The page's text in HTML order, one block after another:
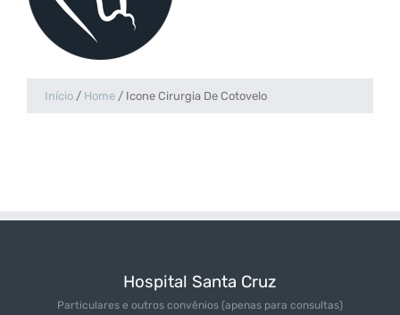
Início / Home / Icone Cirurgia De Cotovelo
Hospital Santa Cruz
Particulares e outros convênios (apenas para consultas)